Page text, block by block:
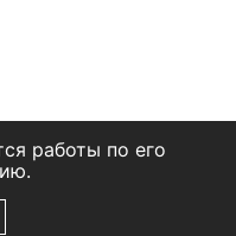
работы по его